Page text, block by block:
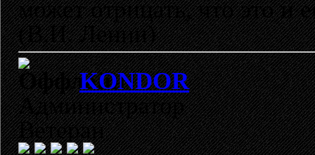
может отрицать, что это и
(В.И. Ленин)
KONDOR
Администратор
Ветеран